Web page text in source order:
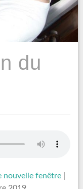
du
nouvelle fenêtre